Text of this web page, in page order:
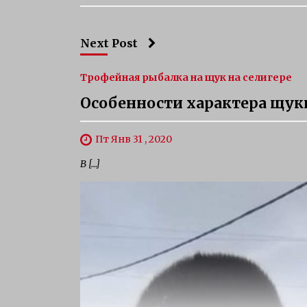
Next Post
Трофейная рыбалка на щук на селигере
Особенности характера
Пт Янв 31 , 2020
В […]